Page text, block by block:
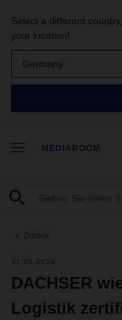
Select a different
your location!
Germany
MEDIAROOM
Zurück
31.05.2024
DACHSER
Logistik